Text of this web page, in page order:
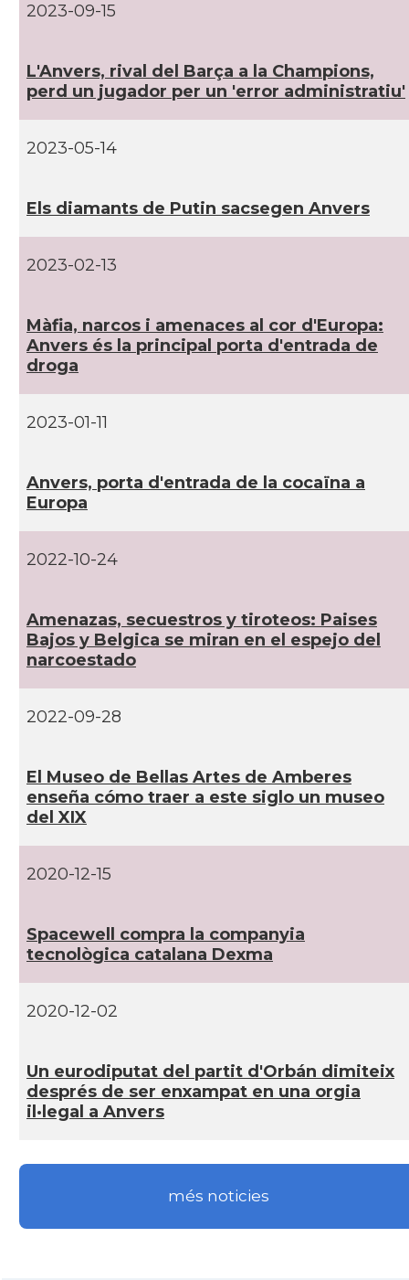
2023-09-15
L'Anvers, rival del Barça a la Champions,
perd un jugador per un 'error administratiu'
2023-05-14
Els diamants de Putin sacsegen Anvers
2023-02-13
Màfia, narcos i amenaces al cor d'Europa:
Anvers és la principal porta d'entrada de
droga
2023-01-11
Anvers, porta d'entrada de la cocaïna a
Europa
2022-10-24
Amenazas, secuestros y tiroteos: Paises
Bajos y Belgica se miran en el espejo del
narcoestado
2022-09-28
El Museo de Bellas Artes de Amberes
enseña cómo traer a este siglo un museo
del XIX
2020-12-15
Spacewell compra la companyia
tecnològica catalana Dexma
2020-12-02
Un eurodiputat del partit d'Orbán dimiteix
després de ser enxampat en una orgia
il·legal a Anvers
més noticies